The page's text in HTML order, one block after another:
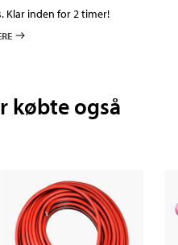
Klar inden for 2 timer!
købte også